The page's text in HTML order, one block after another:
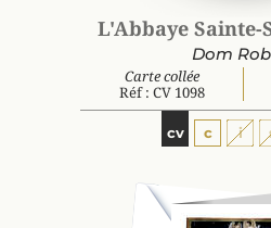
L'Abbaye Sainte-
Dom
Carte collée
Réf : CV 1098
cv c i